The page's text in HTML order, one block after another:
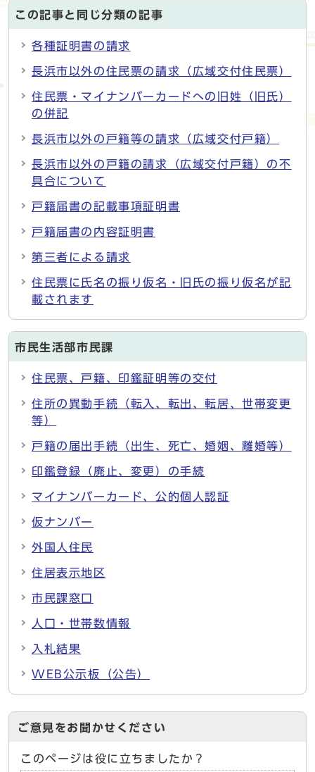
この記事と同じ分類の記事
各種証明書の請求
長浜市以外の住民票の請求（広域交付住民票）
住民票・マイナンバーカードへの旧姓（旧氏）
の併記
長浜市以外の戸籍等の請求（広域交付戸籍）
長浜市以外の戸籍の請求（広域交付戸籍）の不
具合について
戸籍届書の記載事項証明書
戸籍届書の内容証明書
第三者による請求
住民票に氏名の振り仮名・旧氏の振り仮名が記
載されます
市民生活部市民課
住民票、戸籍、印鑑証明等の交付
住所の異動手続（転入、転出、転居、世帯変更
等）
戸籍の届出手続（出生、死亡、婚姻、離婚等）
印鑑登録（廃止、変更）の手続
マイナンバーカード、公的個人認証
仮ナンバー
外国人住民
住居表示地区
市民課窓口
人口・世帯数情報
入札結果
WEB公示板（公告）
ご意見をお聞かせください
このページは役に立ちましたか？